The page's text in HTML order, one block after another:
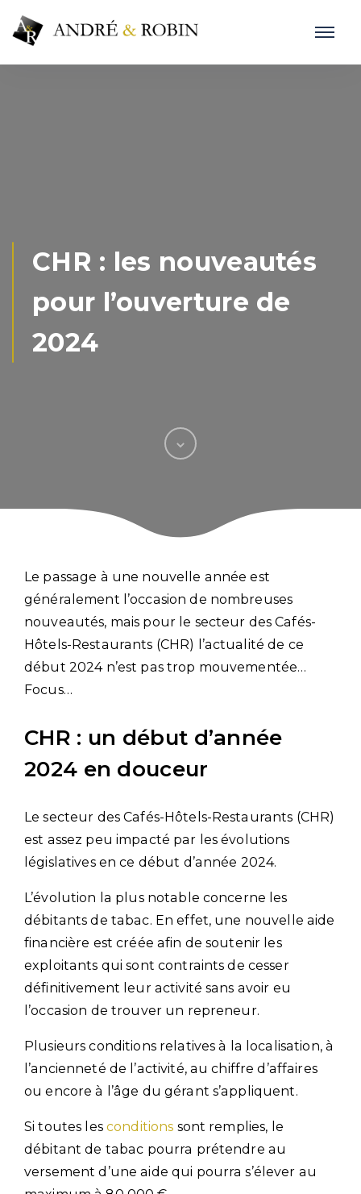
CHR : les nouveautés
pour l’ouverture de
2024
Le passage à une nouvelle année est
généralement l’occasion de nombreuses
nouveautés, mais pour le secteur des Cafés-
Hôtels-Restaurants (CHR) l’actualité de ce
début 2024 n’est pas trop mouvementée…
Focus…
CHR : un début d’année
2024 en douceur
Le secteur des Cafés-Hôtels-Restaurants (CHR)
est assez peu impacté par les évolutions
législatives en ce début d’année 2024.
L’évolution la plus notable concerne les
débitants de tabac. En effet, une nouvelle aide
financière est créée afin de soutenir les
exploitants qui sont contraints de cesser
définitivement leur activité sans avoir eu
l’occasion de trouver un repreneur.
Plusieurs conditions relatives à la localisation, à
l’ancienneté de l’activité, au chiffre d’affaires
ou encore à l’âge du gérant s’appliquent.
Si toutes les conditions sont remplies, le
débitant de tabac pourra prétendre au
versement d’une aide qui pourra s’élever au